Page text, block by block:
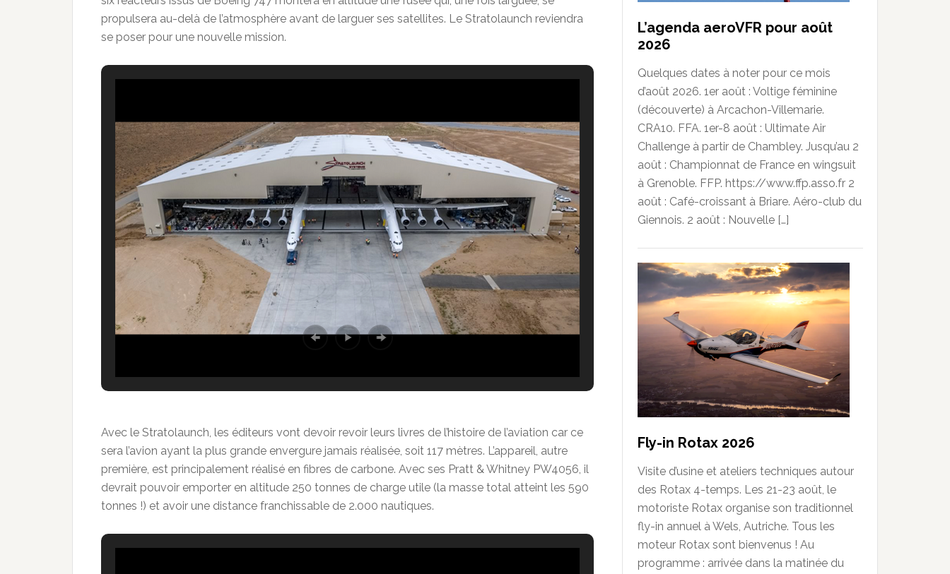
propulsera au-delà de l’atmosphère avant de larguer ses satellites. Le Stratolaunch reviendra
se poser pour une nouvelle mission.
Avec le Stratolaunch, les éditeurs vont devoir revoir leurs livres de l’histoire de l’aviation car ce
sera l’avion ayant la plus grande envergure jamais réalisée, soit 117 mètres. L’appareil, autre
première, est principalement réalisé en fibres de carbone. Avec ses Pratt & Whitney PW4056, il
devrait pouvoir emporter en altitude 250 tonnes de charge utile (la masse total atteint les 590
tonnes !) et avoir une distance franchissable de 2.000 nautiques.
L’agenda aeroVFR pour août
2026
Quelques dates à noter pour ce mois
d’août 2026. 1er août : Voltige féminine
(découverte) à Arcachon-Villemarie.
CRA10. FFA. 1er-8 août : Ultimate Air
Challenge à partir de Chambley. Jusqu’au 2
août : Championnat de France en wingsuit
à Grenoble. FFP. https://www.ffp.asso.fr 2
août : Café-croissant à Briare. Aéro-club du
Giennois. 2 août : Nouvelle […]
Fly-in Rotax 2026
Visite d’usine et ateliers techniques autour
des Rotax 4-temps. Les 21-23 août, le
motoriste Rotax organise son traditionnel
fly-in annuel à Wels, Autriche. Tous les
moteur Rotax sont bienvenus ! Au
programme : arrivée dans la matinée du